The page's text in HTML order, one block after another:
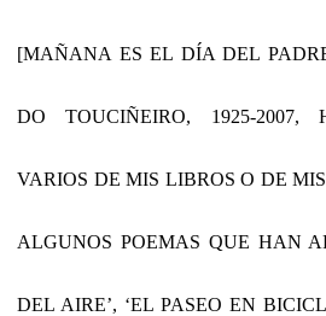
[MAÑANA ES EL DÍA DEL
DO TOUCIÑEIRO, 1925-2007,
VARIOS DE MIS LIBROS O DE
ALGUNOS POEMAS QUE HAN
DEL AIRE’, ‘EL PASEO EN